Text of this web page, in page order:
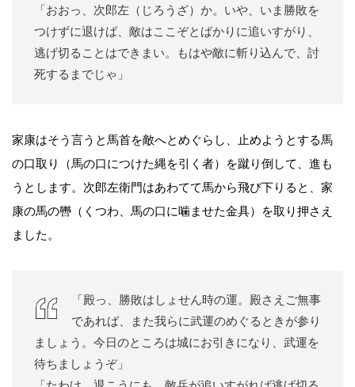
「おおっ、次郎左（じろうざ）か。いや、いま勝敗を
つけずに退けば、敵はここぞとばかりに追いすがり、
逃げ切ることはできまい。もはや敵に斬り込んで、討
死するまでじゃ」
家康はそう言うと馬首を敵へとめぐらし、止めようとする馬
の口取り（馬の口につけた縄を引く者）を蹴り倒して、進も
うとします。次郎左衛門はあわてて馬から飛び下りると、家
康の馬の轡（くつわ、馬の口に噛ませた金具）を取り押さえ
ました。
「殿っ、勝敗はしょせん時の運。殿さえご無事
であれば、また我らに武運のめぐるときが参り
ましょう。今日のところは城にお引きになり、武運を
待ちましょうぞ」